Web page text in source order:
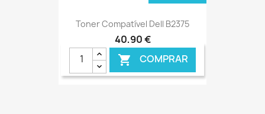
Toner Compatível Dell B2375
40,90 €
 COMPRAR